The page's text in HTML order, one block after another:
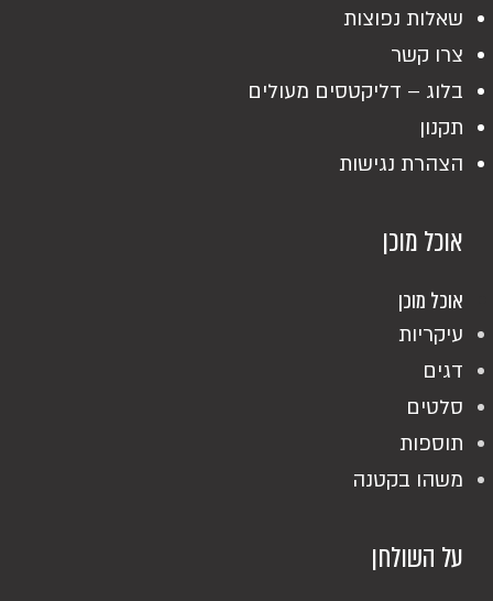
על השולחן
אוכל מוכן
אוכל מוכן
עיקריות
דגים
סלטים
תוספות
משהו בקטנה
שאלות נפוצות
צרו קשר
בלוג – דליקטסים מעולים
תקנון
הצהרת נגישות